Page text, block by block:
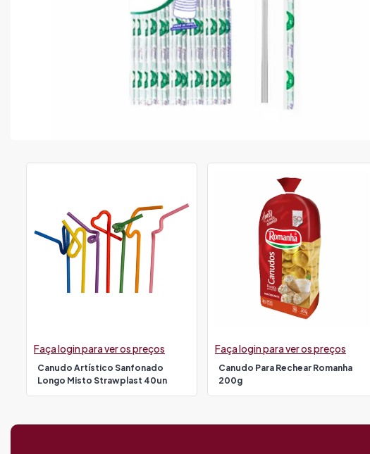
Canudo Artístico Sanfonado
Longo Misto Strawplast 40un
Faça login para ver os preços
Canudo Para Rechear Romanha
200g
Faça login para ver os preços